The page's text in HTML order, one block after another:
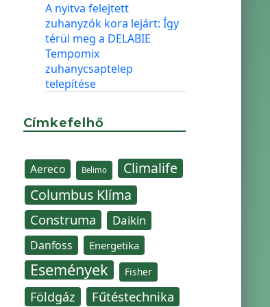
A nyitva felejtett
zuhanyzók kora lejárt: Így
térül meg a DELABIE
Tempomix
zuhanycsaptelep
telepítése
Címkefelhő
Aereco Belimo
Climalife
Columbus Klíma
Construma Daikin
Danfoss Energetika
Események Fisher
Földgáz Fűtéstechnika